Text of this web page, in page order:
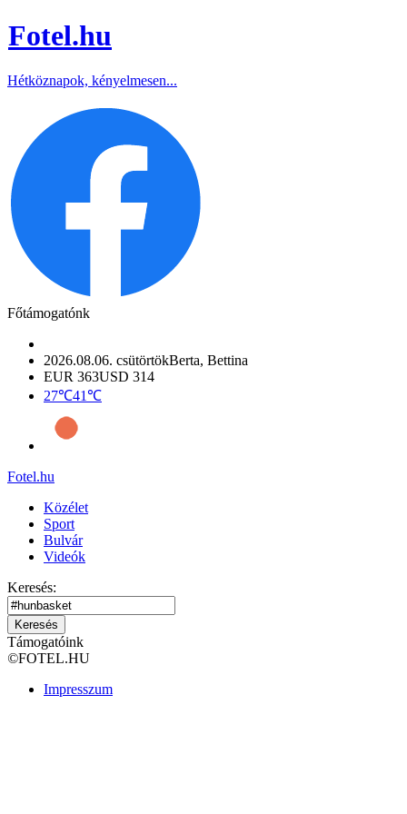
Fotel.hu
Hétköznapok, kényelmesen...
Főtámogatónk
2026.08.06. csütörtökBerta, Bettina
EUR 363USD 314
27℃41℃
Fotel.hu
Közélet
Sport
Bulvár
Videók
Keresés:
Keresés
Támogatóink
©FOTEL.HU
Impresszum